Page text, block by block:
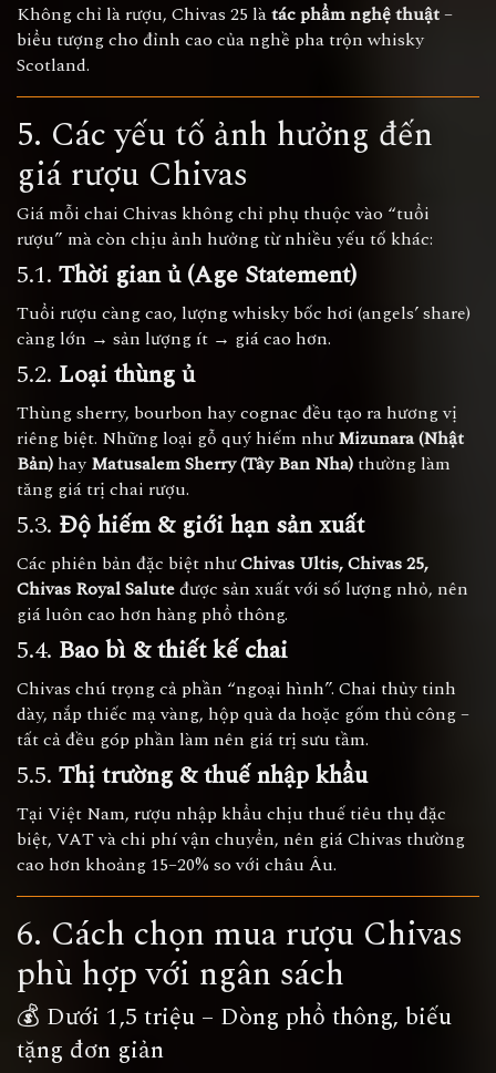
Không chỉ là rượu, Chivas 25 làtác phẩm nghệ thuật–
biểu tượng cho đỉnh cao của nghề pha trộn whisky
Scotland.
5. Các yếu tố ảnh hưởng đến
giá rượu Chivas
Giá mỗi chai Chivas không chỉ phụ thuộc vào “tuổi
rượu” mà còn chịu ảnh hưởng từ nhiều yếu tố khác:
5.1. Thời gian ủ (Age Statement)
Tuổi rượu càng cao, lượng whisky bốc hơi (angels’ share)
càng lớn → sản lượng ít → giá cao hơn.
5.2. Loại thùng ủ
Thùng sherry, bourbon hay cognac đều tạo ra hương vị
riêng biệt. Những loại gỗ quý hiếm nhưMizunara (Nhật
Bản)hay Matusalem Sherry (Tây Ban Nha)thường làm
tăng giá trị chai rượu.
5.3. Độ hiếm & giới hạn sản xuất
Các phiên bản đặc biệt nhưChivas Ultis, Chivas 25,
Chivas Royal Saluteđược sản xuất với số lượng nhỏ, nên
giá luôn cao hơn hàng phổ thông.
5.4. Bao bì & thiết kế chai
Chivas chú trọng cả phần “ngoại hình”. Chai thủy tinh
dày, nắp thiếc mạ vàng, hộp quà da hoặc gốm thủ công –
tất cả đều góp phần làm nên giá trị sưu tầm.
5.5. Thị trường & thuế nhập khẩu
Tại Việt Nam, rượu nhập khẩu chịu thuế tiêu thụ đặc
biệt, VAT và chi phí vận chuyển, nên giá Chivas thường
cao hơn khoảng 15–20% so với châu Âu.
6. Cách chọn mua rượu Chivas
phù hợp với ngân sách
💰 Dưới 1,5 triệu – Dòng phổ thông, biếu
tặng đơn giản